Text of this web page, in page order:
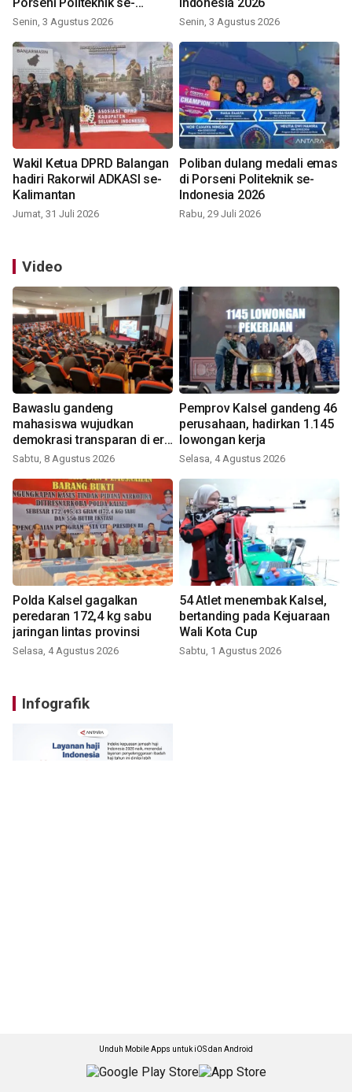
Indonesia 2026
Senin, 3 Agustus 2026 Senin, 3 Agustus 2026
Wakil Ketua DPRD Balangan
hadiri Rakorwil ADKASI se-
Kalimantan
Jumat, 31 Juli 2026
Poliban dulang medali emas
di Porseni Politeknik se-
Indonesia 2026
Rabu, 29 Juli 2026
Video
Bawaslu gandeng
mahasiswa wujudkan
demokrasi transparan di era
digital
Sabtu, 8 Agustus 2026
Pemprov Kalsel gandeng 46
perusahaan, hadirkan 1.145
lowongan kerja
Selasa, 4 Agustus 2026
Polda Kalsel gagalkan
peredaran 172,4 kg sabu
jaringan lintas provinsi
Selasa, 4 Agustus 2026
54 Atlet menembak Kalsel,
bertanding pada Kejuaraan
Wali Kota Cup
Sabtu, 1 Agustus 2026
Infografik
Unduh Mobile Apps untuk iOS dan Android